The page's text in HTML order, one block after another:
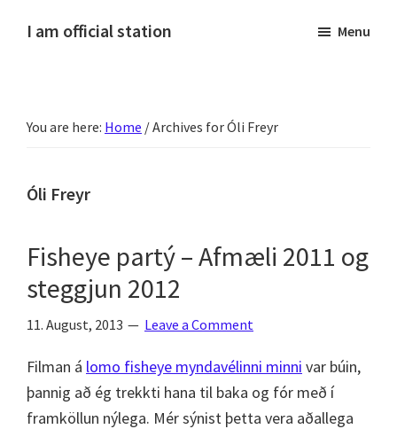
I am official station
fréttir
Hannesi
og
skemmtilegt
:)
Menu
You are here: Home /Archives for Óli Freyr
Óli Freyr
Fisheye partý – Afmæli 2011 og
steggjun 2012
11. August, 2013 Leave a Comment
Filman á lomo fisheye myndavélinni minni var búin,
þannig að ég trekkti hana til baka og fór með í
framköllun nýlega. Mér sýnist þetta vera aðallega